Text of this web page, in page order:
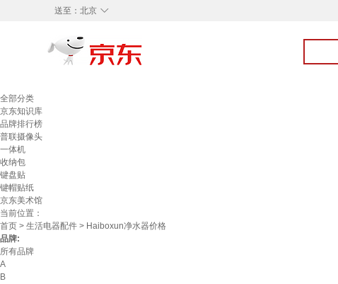
◇
送至： 北京
全部分类
京东知识库
品牌排行榜
普联摄像头
一体机
收纳包
键盘贴
键帽贴纸
京东美术馆
当前位置：
首页 > 生活电器配件 > Haiboxun净水器价格
品牌:
所有品牌
A
B